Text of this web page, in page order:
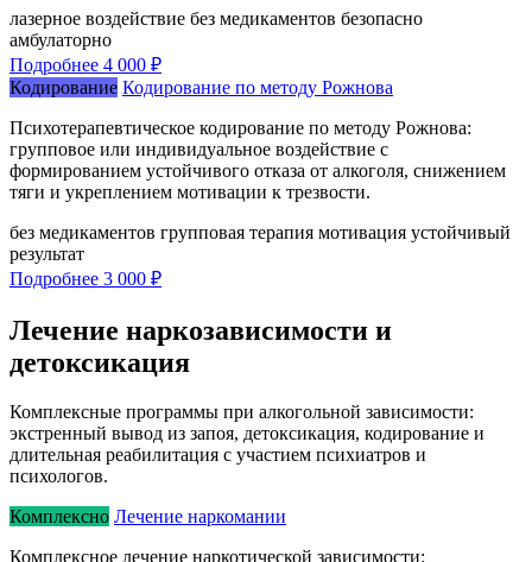
лазерное воздействие без медикаментов безопасно
амбулаторно
Подробнее 4 000 ₽
Кодирование Кодирование по методу Рожнова
Психотерапевтическое кодирование по методу Рожнова:
групповое или индивидуальное воздействие с
формированием устойчивого отказа от алкоголя, снижением
тяги и укреплением мотивации к трезвости.
без медикаментов групповая терапия мотивация устойчивый
результат
Подробнее 3 000 ₽
Лечение наркозависимости и
детоксикация
Комплексные программы при алкогольной зависимости:
экстренный вывод из запоя, детоксикация, кодирование и
длительная реабилитация с участием психиатров и
психологов.
Комплексно Лечение наркомании
Комплексное лечение наркотической зависимости: